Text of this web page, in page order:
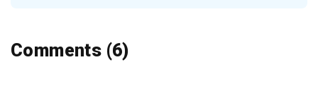
Comments (6)